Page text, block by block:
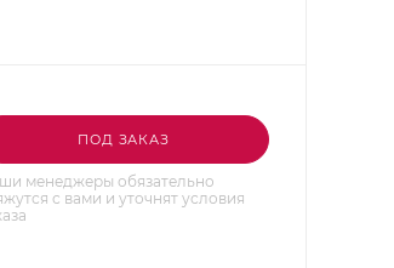
ПОД ЗАКАЗ
менеджеры обязательно
с вами и уточнят условия